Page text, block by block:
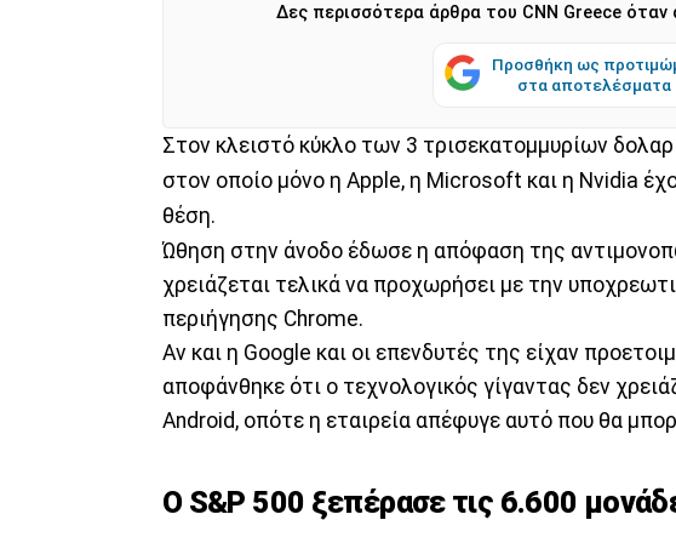
Δες περισσότερα άρθρα του CNN Greece όταν
Προσθήκη ως
στα αποτελέσματα
Στον κλειστό κύκλο των 3 τρισεκατομμυρίων
στον οποίο μόνο η Apple, η Microsoft και η Nvidia
θέση.
Ώθηση στην άνοδο έδωσε η απόφαση της
χρειάζεται τελικά να προχωρήσει με την
περιήγησης Chrome.
Αν και η Google και οι επενδυτές της είχαν
αποφάνθηκε ότι ο τεχνολογικός γίγαντας δεν
Android, οπότε η εταιρεία απέφυγε αυτό που θα
Ο S&P 500 ξεπέρασε τις 6.600